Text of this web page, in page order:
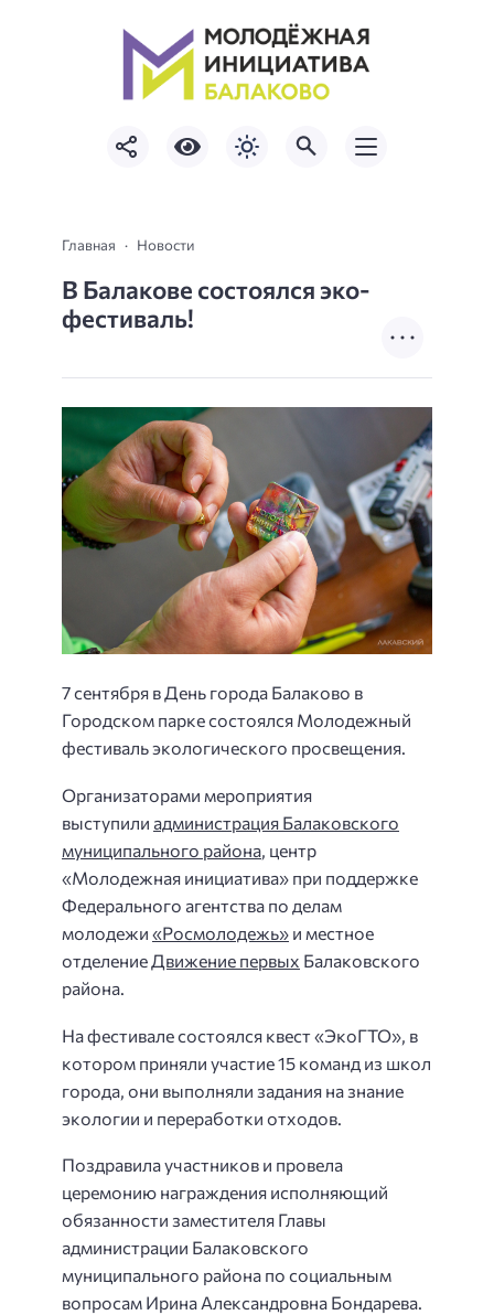
Главная Новости
В Балакове состоялся эко-
фестиваль!
7 сентября в День города Балаково в
Городском парке состоялся Молодежный
фестиваль экологического просвещения.
Организаторами мероприятия
выступили администрация Балаковского
муниципального района, центр
«Молодежная инициатива» при поддержке
Федерального агентства по делам
молодежи «Росмолодежь» и местное
отделениеДвижение первых Балаковского
района.
На фестивале состоялся квест «ЭкоГТО», в
котором приняли участие 15 команд из школ
города, они выполняли задания на знание
экологии и переработки отходов.
Поздравила участников и провела
церемонию награждения исполняющий
обязанности заместителя Главы
администрации Балаковского
муниципального района по социальным
вопросам Ирина Александровна Бондарева.